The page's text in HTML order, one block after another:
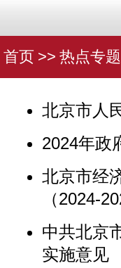
首页 >> 热点专题
北京市人
2024年政
北京市经
（2024-
中共北京
实施意见